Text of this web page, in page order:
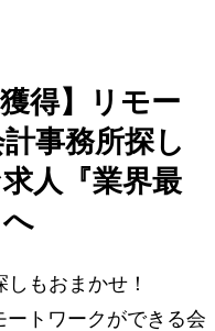
得】リモー
事務所探し
人『業界最
もおまかせ！
ートワークができる会